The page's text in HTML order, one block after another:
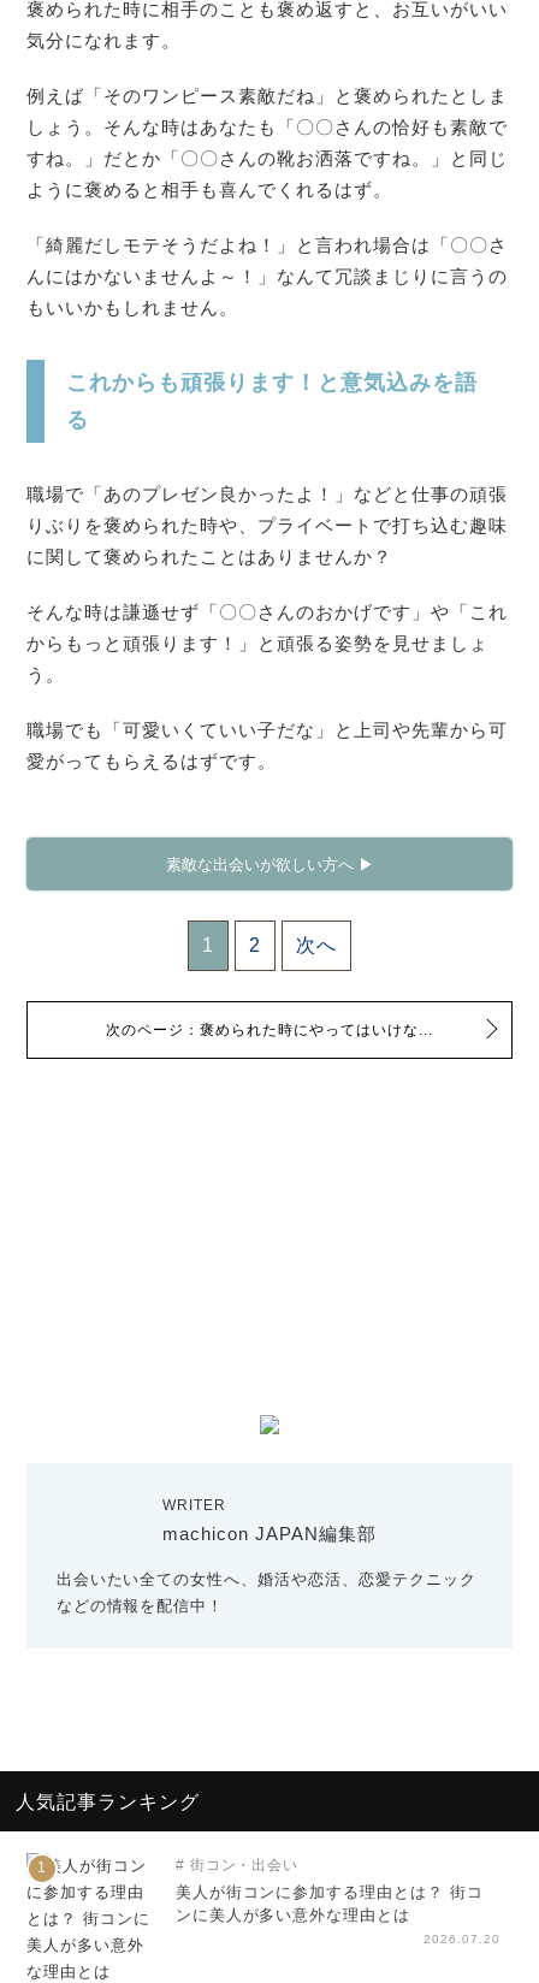
褒められた時に相手のことも褒め返すと、お互いがいい
気分になれます。
例えば「そのワンピース素敵だね」と褒められたとしま
しょう。そんな時はあなたも「〇〇さんの恰好も素敵で
すね。」だとか「〇〇さんの靴お洒落ですね。」と同じ
ように褒めると相手も喜んでくれるはず。
「綺麗だしモテそうだよね！」と言われ場合は「〇〇さ
んにはかないませんよ～！」なんて冗談まじりに言うの
もいいかもしれません。
これからも頑張ります！と意気込みを語
る
職場で「あのプレゼン良かったよ！」などと仕事の頑張
りぶりを褒められた時や、プライベートで打ち込む趣味
に関して褒められたことはありませんか？
そんな時は謙遜せず「〇〇さんのおかげです」や「これ
からもっと頑張ります！」と頑張る姿勢を見せましょ
う。
職場でも「可愛いくていい子だな」と上司や先輩から可
愛がってもらえるはずです。
素敵な出会いが欲しい方へ ▶
1 2 次へ
次のページ：褒められた時にやってはいけな...
WRITER
machicon JAPAN編集部
出会いたい全ての女性へ、婚活や恋活、恋愛テクニック
などの情報を配信中！
人気記事ランキング
1 街コン・出会い
美人が街コンに参加する理由とは？ 街コ
ンに美人が多い意外な理由とは
2026.07.20